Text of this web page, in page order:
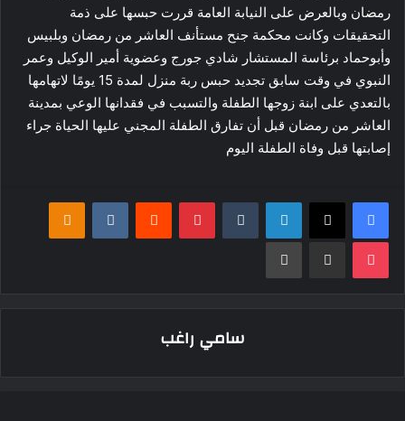
رمضان وبالعرض على النيابة العامة قررت حبسها على ذمة
التحقيقات وكانت محكمة جنح مستأنف العاشر من رمضان وبلبيس
وأبوحماد برئاسة المستشار شادي جورج وعضوية أمير الوكيل وعمر
النبوي في وقت سابق تجديد حبس ربة منزل لمدة 15 يومًا لاتهامها
بالتعدي على ابنة زوجها الطفلة والتسبب في فقدانها الوعي بمدينة
العاشر من رمضان قبل أن تفارق الطفلة المجني عليها الحياة جراء
إصابتها قبل وفاة الطفلة اليوم
فيسبوك ‫X لينكدإن بينتيريست
‫Pocket مشاركة عبر البريد طباعة
سامي راغب